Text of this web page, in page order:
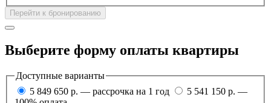
Перейти к бронированию
Выберите форму оплаты квартиры
Доступные варианты
5 849 650 р. — рассрочка на 1 год
5 541 150 р. —